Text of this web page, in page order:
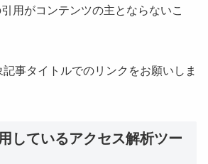
用がコンテンツの主とならないこ
事タイトルでのリンクをお願いしま
しているアクセス解析ツー